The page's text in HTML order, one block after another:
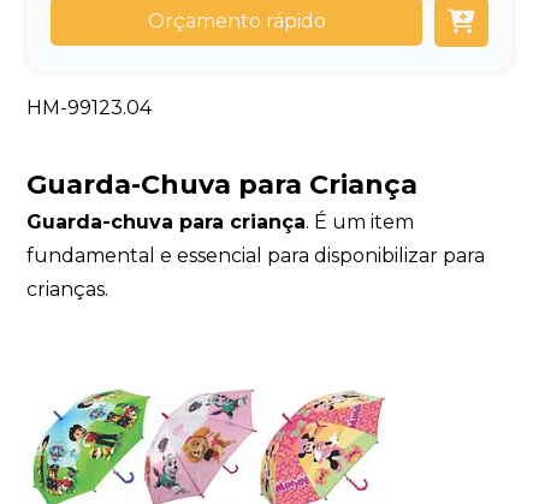
Orçamento rápido
HM-99123.04
Guarda-Chuva para Criança
Guarda-chuva para criança. É um item
fundamental e essencial para disponibilizar para
crianças.